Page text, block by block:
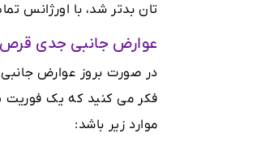
تان بدتر شد، با اورژانس
عوارض جانبی جدی
در صورت بروز عوارض جانبی
فکر می کنید که یک فوریت
موارد زیر باشد: